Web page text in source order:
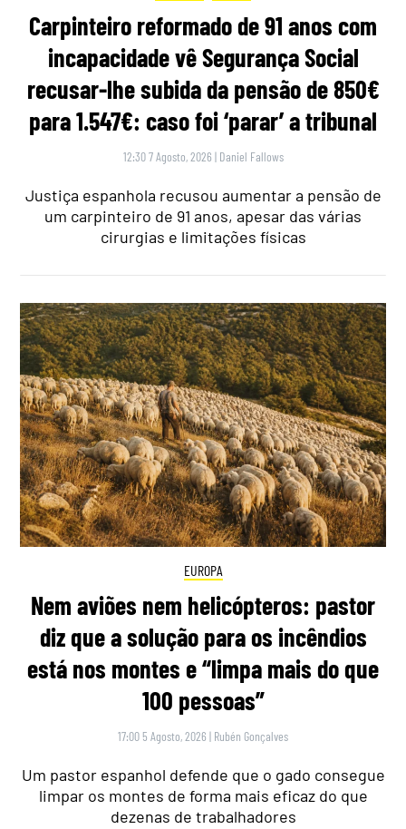
Carpinteiro reformado de 91 anos com
incapacidade vê Segurança Social
recusar-lhe subida da pensão de 850€
para 1.547€: caso foi ‘parar’ a tribunal
12:30 7 Agosto, 2026 | Daniel Fallows
Justiça espanhola recusou aumentar a pensão de
um carpinteiro de 91 anos, apesar das várias
cirurgias e limitações físicas
EUROPA
Nem aviões nem helicópteros: pastor
diz que a solução para os incêndios
está nos montes e “limpa mais do que
100 pessoas”
17:00 5 Agosto, 2026 | Rubén Gonçalves
Um pastor espanhol defende que o gado consegue
limpar os montes de forma mais eficaz do que
dezenas de trabalhadores